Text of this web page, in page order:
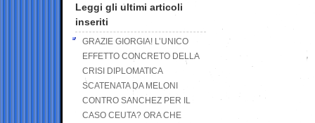
Leggi gli ultimi articoli
inseriti
GRAZIE GIORGIA! L’UNICO
EFFETTO CONCRETO DELLA
CRISI DIPLOMATICA
SCATENATA DA MELONI
CONTRO SANCHEZ PER IL
CASO CEUTA? ORA CHE